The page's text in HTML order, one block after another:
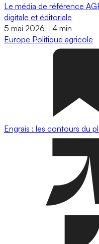
Le média de référence
digitale et éditoriale
5 mai 2026 - 4 min
Europe Politique agricole
Engrais : les contours du